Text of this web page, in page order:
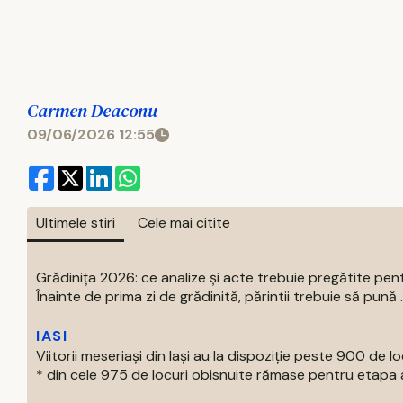
Carmen Deaconu
09/06/2026 12:55
Ultimele stiri Cele mai citite
Grădinița 2026: ce analize și acte trebuie pregătite
Înainte de prima zi de grădinită, părintii trebuie să pună
IASI
Viitorii meseriași din Iași au la dispoziție peste 900 de
* din cele 975 de locuri obisnuite rămase pentru etapa